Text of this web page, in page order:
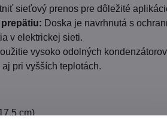
sieťový prenos pre dôležité
Doska je navrhnutá s
v elektrickej sieti.
vysoko odolných
pri vyšších teplotách.
cm)